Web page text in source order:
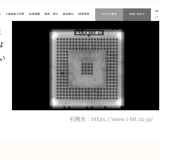
引用元：https://www.i-bit.co.jp/